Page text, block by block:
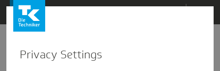
Direkt
Inhalt
Angewandte Informatik
Privacy Settings